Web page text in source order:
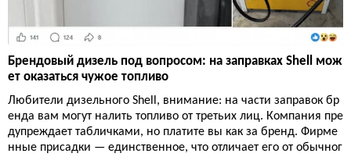
Брендовый дизель под вопросом: на заправках Shell мож
ет оказаться чужое топливо
Любители дизельного Shell, внимание: на части заправок бр
енда вам могут налить топливо от третьих лиц. Компания пре
дупреждает табличками, но платите вы как за бренд. Фирме
нные присадки — единственное, что отличает его от обычног